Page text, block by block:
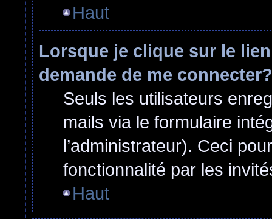
Haut
Lorsque je clique sur le
demande de me connecter?
Seuls les utilisateurs
mails via le formulaire
l’administrateur). Ceci
fonctionnalité par les
Haut